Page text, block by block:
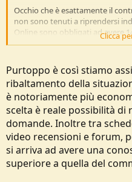
Occhio che è esattamente il
non sono tenuti a riprendersi
Online sono obbligati ad avere
fornirne di più) per il diritto di
costi minori, e provarle quanto
per cambiare modello senza
Clicca
Purtoppo è così stiamo
ribaltamento della
è notoriamente più
scelta è reale possibilità di
domande. Inoltre tra
video recensioni e forum,
si arriva ad avere una
superiore a quella del